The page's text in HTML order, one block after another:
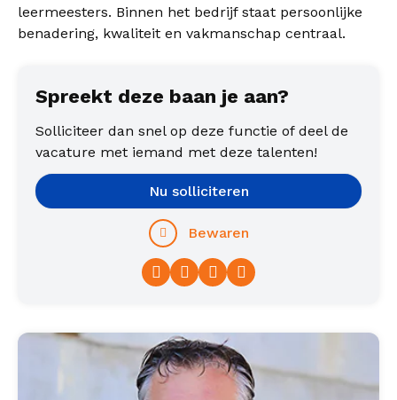
leermeesters. Binnen het bedrijf staat persoonlijke
benadering, kwaliteit en vakmanschap centraal.
Spreekt deze baan je aan?
Solliciteer dan snel op deze functie of deel de
vacature met iemand met deze talenten!
Facebook
TwitterLinkedIn
Nu solliciteren
Bewaren